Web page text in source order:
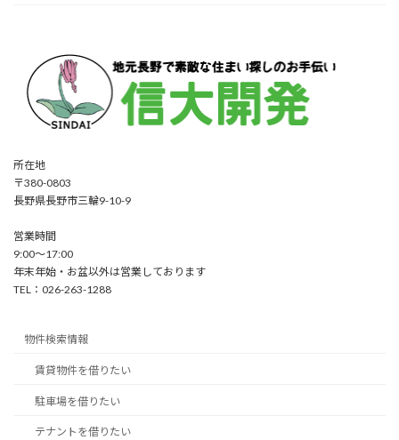
所在地
〒380-0803
長野県長野市三輪9-10-9
営業時間
9:00〜17:00
年末年始・お盆以外は営業しております
TEL：026-263-1288
物件検索情報
賃貸物件を借りたい
駐車場を借りたい
テナントを借りたい